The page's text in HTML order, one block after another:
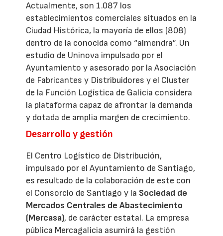
Actualmente, son 1.087 los
establecimientos comerciales situados en la
Ciudad Histórica, la mayoría de ellos (808)
dentro de la conocida como “almendra”. Un
estudio de Uninova impulsado por el
Ayuntamiento y asesorado por la Asociación
de Fabricantes y Distribuidores y el Cluster
de la Función Logística de Galicia considera
la plataforma capaz de afrontar la demanda
y dotada de amplia margen de crecimiento.
Desarrollo y gestión
El Centro Logístico de Distribución,
impulsado por el Ayuntamiento de Santiago,
es resultado de la colaboración de este con
el Consorcio de Santiago y la Sociedad de
Mercados Centrales de Abastecimiento
(Mercasa), de carácter estatal. La empresa
pública Mercagalicia asumirá la gestión